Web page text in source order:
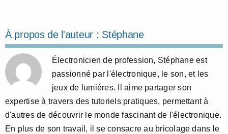
À propos de l'auteur : Stéphane
Électronicien de profession, Stéphane est
passionné par l'électronique, le son, et les
jeux de lumières. Il aime partager son
expertise à travers des tutoriels pratiques, permettant à
d'autres de découvrir le monde fascinant de l'électronique.
En plus de son travail, il se consacre au bricolage dans le